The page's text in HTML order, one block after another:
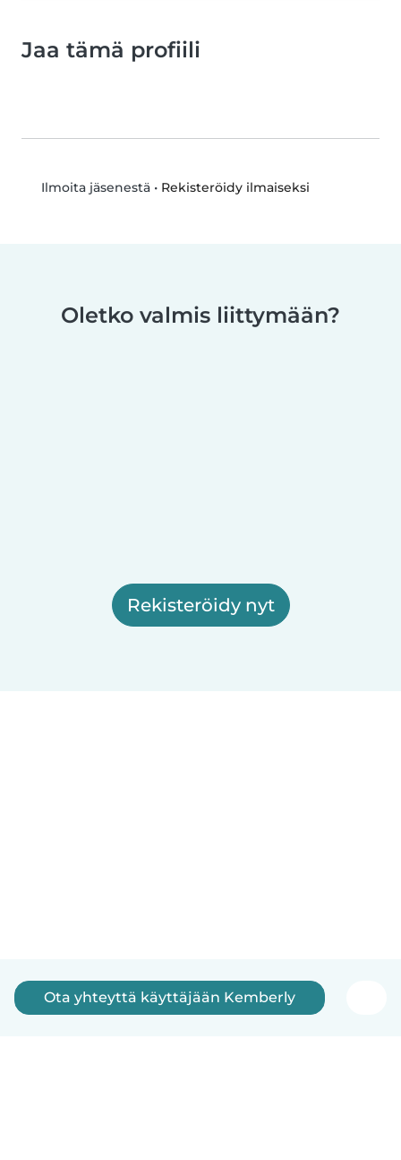
Jaa tämä profiili
Ilmoita jäsenestä• Rekisteröidy ilmaiseksi
Oletko valmis liittymään?
Rekisteröidy nyt
Ota yhteyttä käyttäjään Kemberly